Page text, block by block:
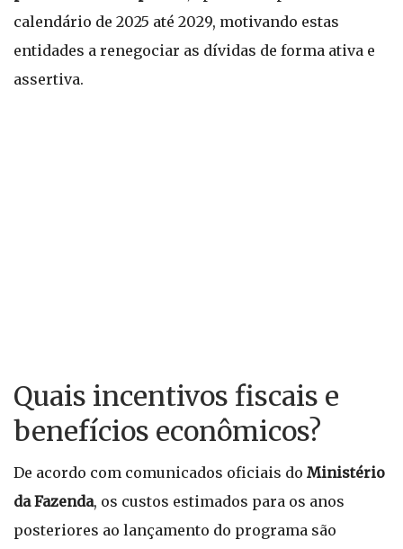
calendário de 2025 até 2029, motivando estas
entidades a renegociar as dívidas de forma ativa e
assertiva.
Quais incentivos fiscais e
benefícios econômicos?
De acordo com comunicados oficiais do Ministério
da Fazenda, os custos estimados para os anos
posteriores ao lançamento do programa são